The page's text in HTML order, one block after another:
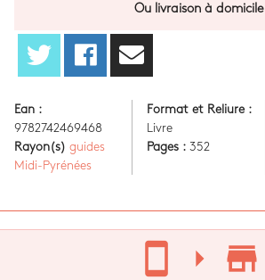
Ou livraison à domicile
Ean :
9782742469468
Rayon(s) guides
Midi-Pyrénées
Format et Reliure :
Livre
Pages : 352
stay_current_portrait arrow_right store_mall_directory